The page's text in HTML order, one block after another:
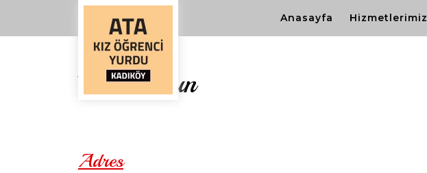
Anasayfa Hizmetlerimiz
Bize Ulaşın
Adres